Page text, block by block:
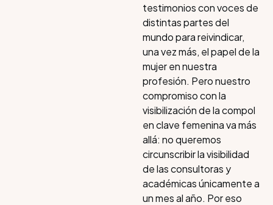
testimonios con voces de
distintas partes del
mundo para reivindicar,
una vez más, el papel de la
mujer en nuestra
profesión. Pero nuestro
compromiso con la
visibilización de la compol
en clave femenina va más
allá: no queremos
circunscribir la visibilidad
de las consultoras y
académicas únicamente a
un mes al año. Por eso